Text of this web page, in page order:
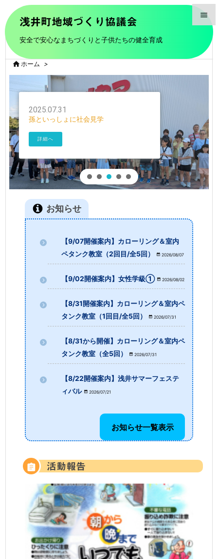
浅井町地域づくり協議会
安全で安心なまちづくりと子供たちの健全育成

メニュ

検索
ホーム >
2025.07.31
孫といっしょに社会見学
詳細へ
お知らせ
【9/07開催案内】カローリング＆室内
ペタンク教室（2回目/全5回）
2026/08/07
【9/02開催案内】女性学級① 2026/08/02
【8/31開催案内】カローリング＆室内ペ
タンク教室（1回目/全5回）
2026/07/31
【8/31から開催】カローリング＆室内ペ
タンク教室（全5回）
2026/07/31
【8/22開催案内】浅井サマーフェステ
ィバル
2026/07/21
お知らせ一覧表示
活動報告